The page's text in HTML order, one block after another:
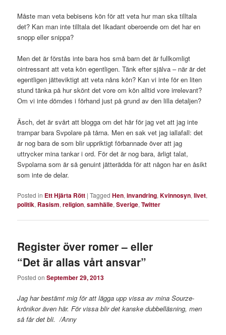
Måste man veta bebisens kön för att veta hur man ska tilltala
det? Kan man inte tilltala det likadant oberoende om det har en
snopp eller snippa?
Men det är förstås inte bara hos små barn det är fullkomligt
ointressant att veta kön egentligen. Tänk efter själva – när är det
egentligen jätteviktigt att veta nåns kön? Kan vi inte för en liten
stund tänka på hur skönt det vore om kön alltid vore irrelevant?
Om vi inte dömdes i förhand just på grund av den lilla detaljen?
Äsch, det är svårt att blogga om det här för jag vet att jag inte
trampar bara Svpolare på tårna. Men en sak vet jag iallafall: det
är nog bara de som blir uppriktigt förbannade över att jag
uttrycker mina tankar i ord. För det är nog bara, ärligt talat,
Svpolarna som är så genuint jätterädda för att någon har en åsikt
som inte de delar.
Posted in Ett Hjärta Rött |Tagged Hen,invandring,Kvinnosyn,livet,
politik, Rasism,religion,samhälle,Sverige,Twitter
Register över romer – eller
“Det är allas vårt ansvar”
Posted onSeptember 29, 2013
Jag har bestämt mig för att lägga upp vissa av mina Sourze-
krönikor även här. För vissa blir det kanske dubbelläsning, men
så får det bli. /Anny